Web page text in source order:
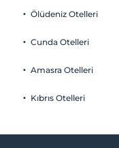
Ölüdeniz Otelleri
Cunda Otelleri
Amasra Otelleri
Kıbrıs Otelleri